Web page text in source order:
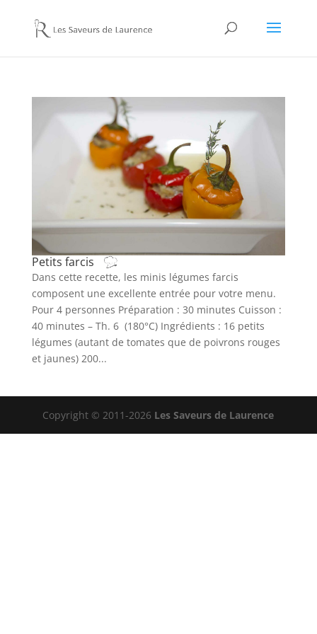
Petits farcis
Dans cette recette, les minis légumes farcis
composent une excellente entrée pour votre menu.
Pour 4 personnes Préparation : 30 minutes Cuisson :
40 minutes – Th. 6 (180°C) Ingrédients : 16 petits
légumes (autant de tomates que de poivrons rouges
et jaunes) 200...
Copyright © 2011-2026 Les Saveurs de Laurence